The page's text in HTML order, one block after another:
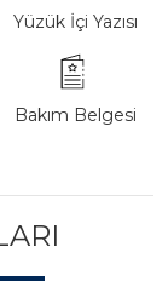
Yüzük İçi Yazısı
Bakım Belgesi